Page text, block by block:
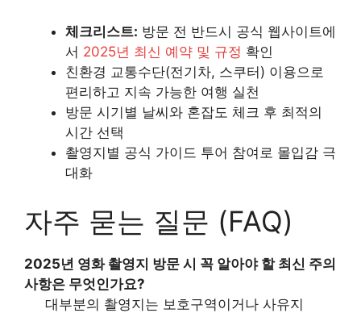
체크리스트: 방문 전 반드시 공식 웹사이트에
서 2025년 최신 예약 및 규정 확인
친환경 교통수단(전기차, 스쿠터) 이용으로
편리하고 지속 가능한 여행 실천
방문 시기별 날씨와 혼잡도 체크 후 최적의
시간 선택
촬영지별 공식 가이드 투어 참여로 몰입감 극
대화
자주 묻는 질문 (FAQ)
2025년 영화 촬영지 방문 시 꼭 알아야 할 최신 주의
사항은 무엇인가요?
대부분의 촬영지는 보호구역이거나 사유지